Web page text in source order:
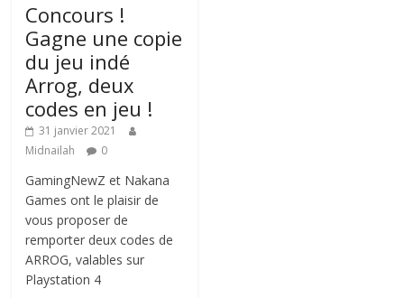
Concours !
Gagne une copie
du jeu indé
Arrog, deux
codes en jeu !
31 janvier 2021
Midnailah
0
GamingNewZ et Nakana
Games ont le plaisir de
vous proposer de
remporter deux codes de
ARROG, valables sur
Playstation 4